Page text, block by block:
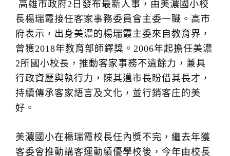
高雄市政府2日發布最新人事，由美濃國小校
長楊瑞霞接任客家事務委員會主委一職。高市
府表示，出身美濃的楊瑞霞主委來自教育界，
曾獲2018年教育部師鐸獎。2006年起擔任美濃
2所國小校長，推動客家事務不遺餘力，兼具
行政資歷與執行力，陳其邁市長盼借其長才，
持續傳承客家語言及文化，並行銷客庄的美
好。
美濃國小在楊瑞霞校長任內獎不完，繼去年獲
客委會推動講客運動績優學校後，今年由校長